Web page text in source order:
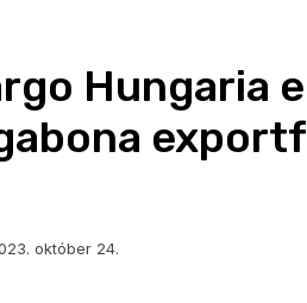
Hungaria
október 24.